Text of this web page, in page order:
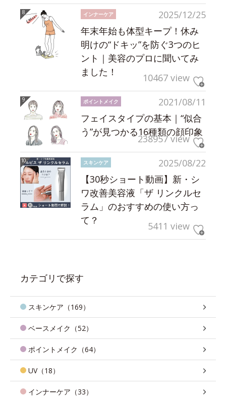
2025/12/25
インナーケア
年末年始も体型キープ！休み
明けの“ドキッ”を防ぐ3つのヒ
ント｜美容のプロに聞いてみ
ました！
10467 view
2021/08/11
ポイントメイク
フェイスタイプの基本｜“似合
う”が見つかる16種類の顔印象
238957 view
2025/08/22
スキンケア
【30秒ショート動画】新・シ
ワ改善美容液「ザ リンクルセ
ラム」のおすすめの使い方っ
て？
5411 view
カテゴリで探す
スキンケア（169）
ベースメイク（52）
ポイントメイク（64）
UV（18）
インナーケア（33）